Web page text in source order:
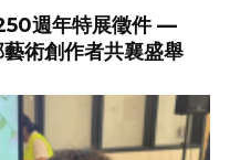
週年特展徵件 —
術創作者共襄盛舉